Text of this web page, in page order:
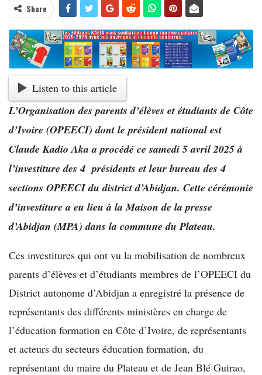
Share
Listen to this article
L’Organisation des parents d’élèves et étudiants de Côte
d’Ivoire (OPEECI) dont le président national est
Claude Kadio Aka a procédé ce samedi 5 avril 2025 à
l’investiture des 4 présidents et leur bureau des 4
sections OPEECI du district d’Abidjan. Cette cérémonie
d’investiture a eu lieu à la Maison de la presse
d’Abidjan (MPA) dans la commune du Plateau.
Ces investitures qui ont vu la mobilisation de nombreux
parents d’élèves et d’étudiants membres de l’OPEECI du
District autonome d’Abidjan a enregistré la présence de
représentants des différents ministères en charge de
l’éducation formation en Côte d’Ivoire, de représentants
et acteurs du secteurs éducation formation, du
représentant du maire du Plateau et de Jean Blé Guirao,